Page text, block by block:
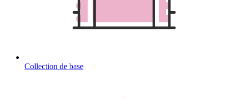
Collection de base